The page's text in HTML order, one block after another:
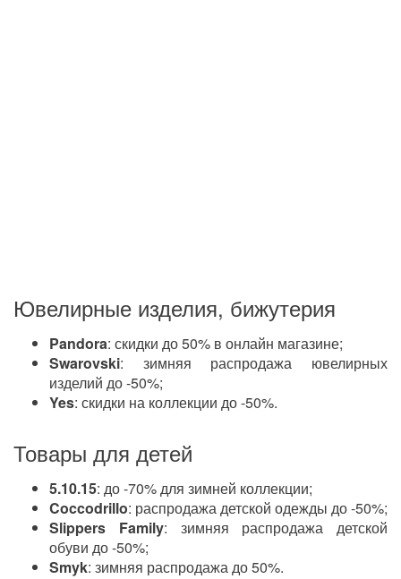
Ювелирные изделия, бижутерия
Pandora: скидки до 50% в онлайн магазине;
Swarovski: зимняя распродажа ювелирных
изделий до -50%;
Yes: скидки на коллекции до -50%.
Товары для детей
5.10.15: до -70% для зимней коллекции;
Coccodrillo: распродажа детской одежды до -50%;
Slippers Family: зимняя распродажа детской
обуви до -50%;
Smyk: зимняя распродажа до 50%.